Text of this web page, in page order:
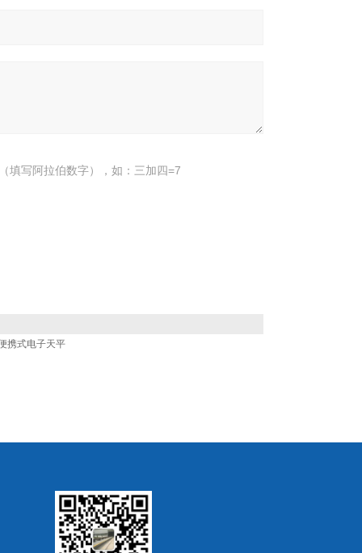
填写阿拉伯数字），如：三加四=7
携式电子天平